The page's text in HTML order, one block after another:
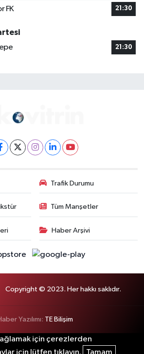
FK 21:30
21:30
Trafik Durumu
Tüm Manşetler
Haber Arşivi
Copyright © 2023. Her hakkı saklıdır.
Yazılımı: TE Bilişim
için çerezlerden
için lütfen tıklayın.
Tamam